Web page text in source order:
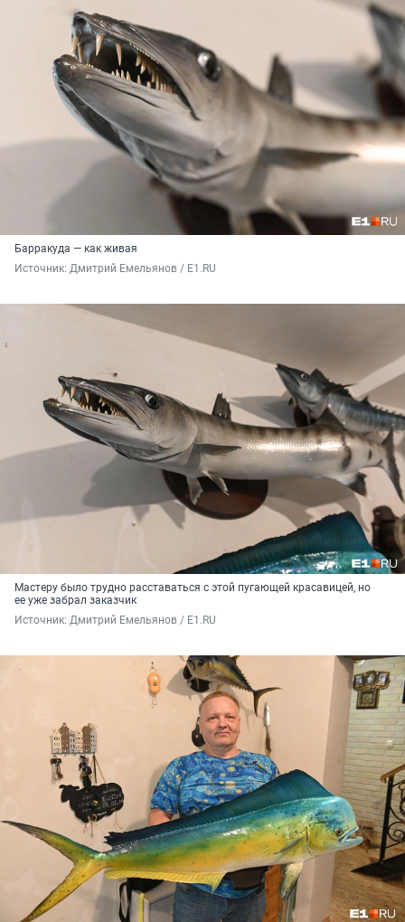
Барракуда — как живая
Источник: Дмитрий Емельянов / E1.RU
Мастеру было трудно расставаться с этой пугающей красавицей, но
ее уже забрал заказчик
Источник: Дмитрий Емельянов / E1.RU